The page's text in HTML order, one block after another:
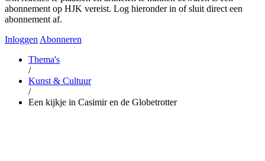
abonnement op HJK vereist. Log hieronder in of sluit direct een
abonnement af.
Inloggen Abonneren
Thema's
/
Kunst & Cultuur
/
Een kijkje in Casimir en de Globetrotter